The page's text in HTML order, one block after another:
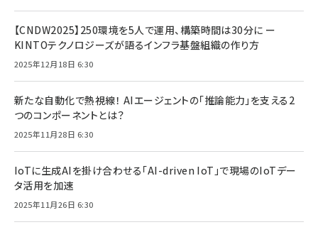
【CNDW2025】250環境を5人で運用、構築時間は30分に ー
KINTOテクノロジーズが語るインフラ基盤組織の作り方
2025年12月18日 6:30
新たな自動化で熱視線！ AIエージェントの「推論能力」を支える2
つのコンポーネントとは？
2025年11月28日 6:30
IoTに生成AIを掛け合わせる「AI-driven IoT」で現場のIoTデー
タ活用を加速
2025年11月26日 6:30